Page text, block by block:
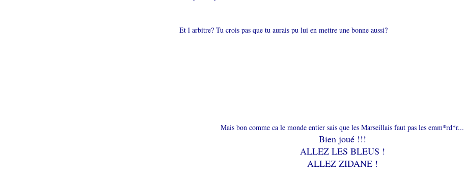
Et l arbitre? Tu crois pas que tu aurais pu lui en mettre une bonne aussi?
Mais bon comme ca le monde entier sais que les Marseillais faut pas les emm*rd*r...
Bien joué !!!
ALLEZ LES BLEUS !
ALLEZ ZIDANE !